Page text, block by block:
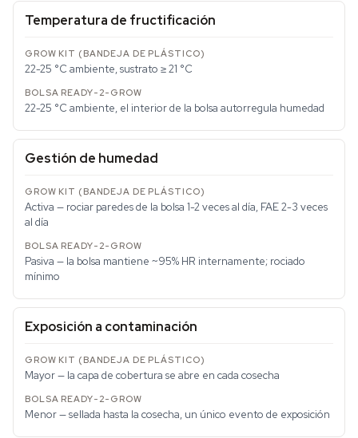
Temperatura de fructificación
22-25 °C ambiente, sustrato ≥ 21 °C
22-25 °C ambiente, el interior de la bolsa autorregula humedad
Gestión de humedad
Activa — rociar paredes de la bolsa 1-2 veces al día, FAE 2-3 veces
al día
Pasiva — la bolsa mantiene ~95% HR internamente; rociado
mínimo
Exposición a contaminación
Mayor — la capa de cobertura se abre en cada cosecha
Menor — sellada hasta la cosecha, un único evento de exposición